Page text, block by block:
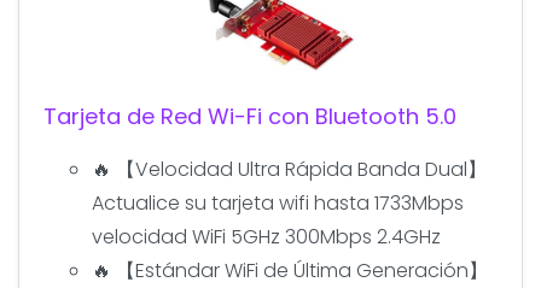
Tarjeta de Red Wi-Fi con Bluetooth 5.0
🔥 【Velocidad Ultra Rápida Banda Dual】
Actualice su tarjeta wifi hasta 1733Mbps
velocidad WiFi 5GHz 300Mbps 2.4GHz
🔥 【Estándar WiFi de Última Generación】